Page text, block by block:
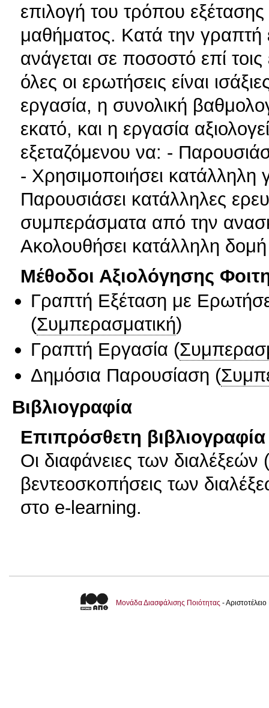
επιλογή του τρόπου εξέτασης
μαθήματος. Κατά την γραπτή
ανάγεται σε ποσοστό επί
όλες οι ερωτήσεις είναι
εργασία, η συνολική
εκατό, και η εργασία
εξεταζόμενου να: -
- Χρησιμοποιήσει
Παρουσιάσει κατάλληλες
συμπεράσματα από την
Ακολουθήσει κατάλληλη
Μέθοδοι Αξιολόγησης
Γραπτή Εξέταση με
(Συμπερασματική)
Γραπτή Εργασία (
Δημόσια Παρουσίαση (
Βιβλιογραφία
Επιπρόσθετη βιβλιογραφία
Οι διαφάνειες των
βεντεοσκοπήσεις των
στο e-learning.
Μονάδα Διασφάλισης Ποιότητας -